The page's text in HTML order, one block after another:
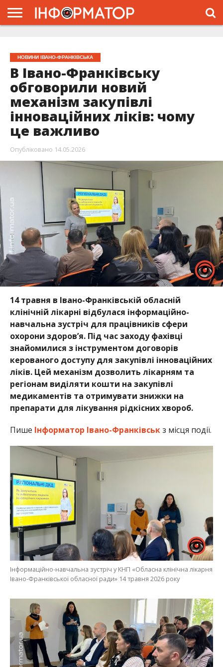
НОВИНИ ІВАНО-ФРАНКІВСЬКА
В Івано-Франківську
обговорили новий
механізм закупівлі
інноваційних ліків: чому
це важливо
Опубліковано 14.05.2026
14 травня в Івано-Франківській обласній
клінічній лікарні відбулася інформаційно-
навчальна зустріч для працівників сфери
охорони здоров’я. Під час заходу фахівці
знайомилися з інструментом договорів
керованого доступу для закупівлі інноваційних
ліків. Цей механізм дозволить лікарням та
регіонам виділяти кошти на закупівлі
медикаментів та отримувати знижки на
препарати для лікування рідкісних хвороб.
Пише Інформатор Івано-Франківськз місця події.
Інформаційно-навчальна зустріч у КНП «Обласна клінічна лікарня
Івано-Франківської обласної ради» 14 травня 2026 року